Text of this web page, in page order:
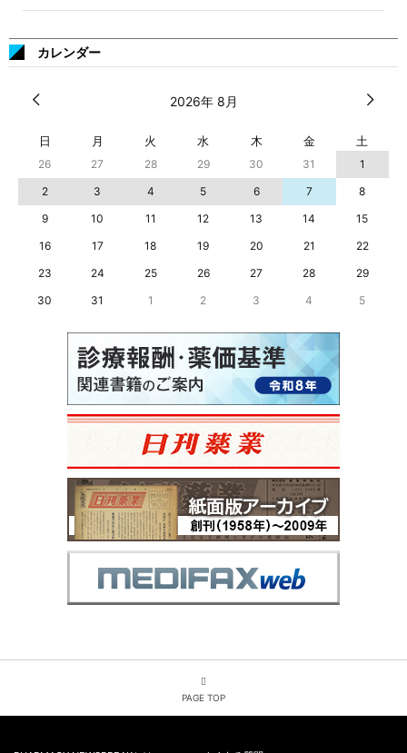
カレンダー
2026年 8月
日 月 火 水 木 金 土
26 27 28 29 30 31
1
2
3 4 5 6 7
8
9
10 11 12 13 14
15
16
17 18 19 20 21
22
23
24 25 26 27 28
29
30
31 1 2 3 4 5
PAGE TOP